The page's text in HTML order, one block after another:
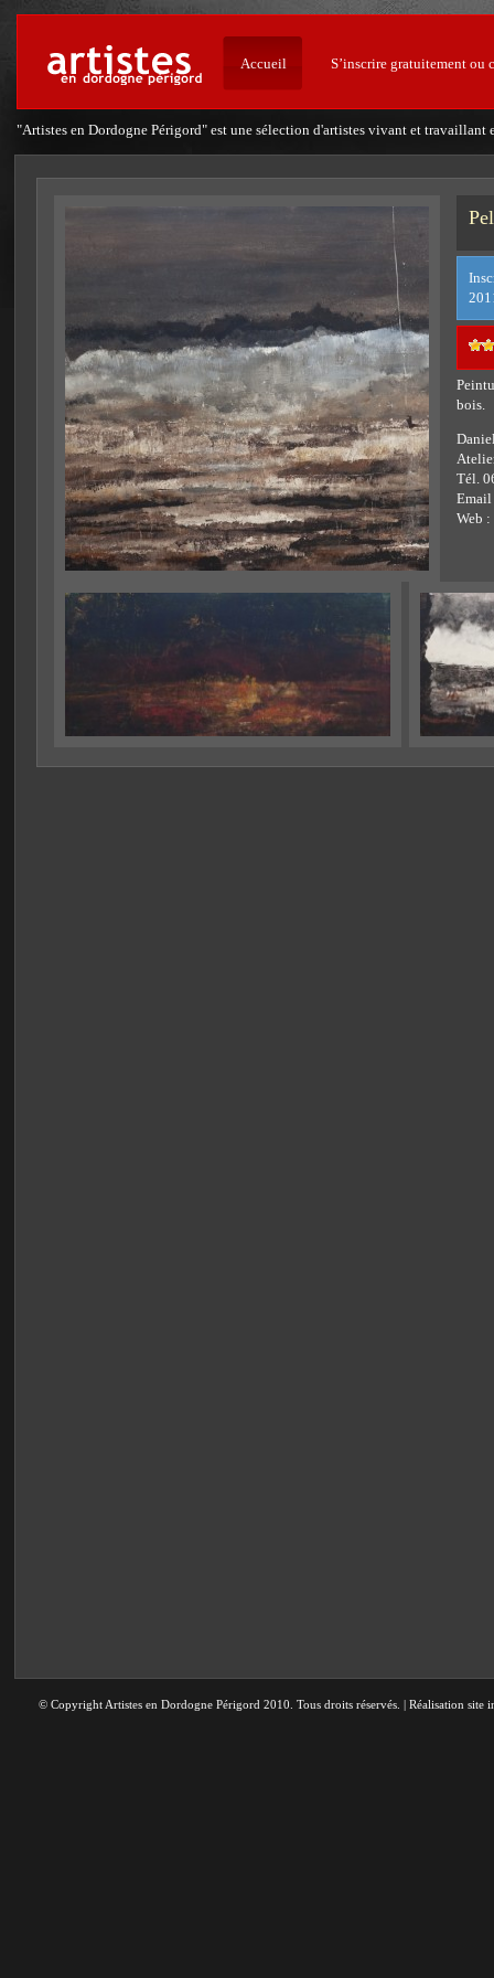
Accueil S’inscrire gratuitement ou
"Artistes en Dordogne Périgord" est une sélection d'artistes vivant et
bois.
Tél.
Web :
© Copyright Artistes en Dordogne Périgord 2010. Tous droits réservés. | Réalisation site